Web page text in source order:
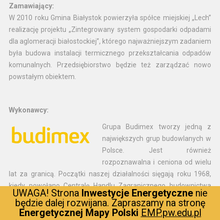
Zamawiający:
W 2010 roku Gmina Białystok powierzyła spółce miejskiej „Lech”
realizację projektu „Zintegrowany system gospodarki odpadami
dla aglomeracji białostockiej”, którego najważniejszym zadaniem
była budowa instalacji termicznego przekształcania odpadów
komunalnych. Przedsiębiorstwo będzie też zarządzać nowo
powstałym obiektem.
Wykonawcy:
Grupa Budimex tworzy jedną z
największych grup budowlanych w
Polsce. Jest również
rozpoznawalna i ceniona od wielu
lat za granicą. Początki naszej działalności sięgają roku 1968,
kiedy powołano Centralę Handlu Zagranicznego budownictwa
Budimex. Obecnie, jako przedsiębiorstwo infrastrukturalno–
usługowe, Budimex koncentruje się na rynku polskim. Będąc
UWAGA! Strona Inwestycje Energetyczne nie
będzie dalej rozwijana. Zapraszamy na stronę
Energetycznej Mapy Polski EMP.pw.edu.pl